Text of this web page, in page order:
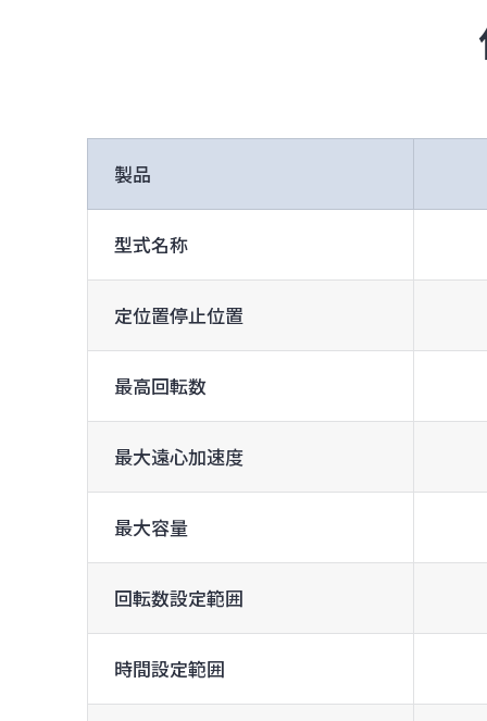
製品
型式名称
定位置停止位置
最高回転数
最大遠心加速度
最大容量
回転数設定範囲
時間設定範囲